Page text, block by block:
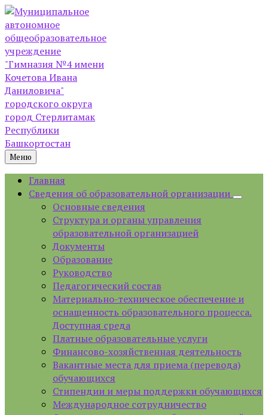
Skip
to
content
Skip
to
left
sidebar
Skip
to
right
sidebar
Skip
to
footer
Меню
Главная
Сведения об образовательной организации
Основные сведения
Структура и органы управления
образовательной организацией
Документы
Образование
Руководство
Педагогический состав
Материально-техническое обеспечение и
оснащенность образовательного процесса.
Доступная среда
Платные образовательные услуги
Финансово-хозяйственная деятельность
Вакантные места для приема (перевода)
обучающихся
Стипендии и меры поддержки обучающихся
Международное сотрудничество